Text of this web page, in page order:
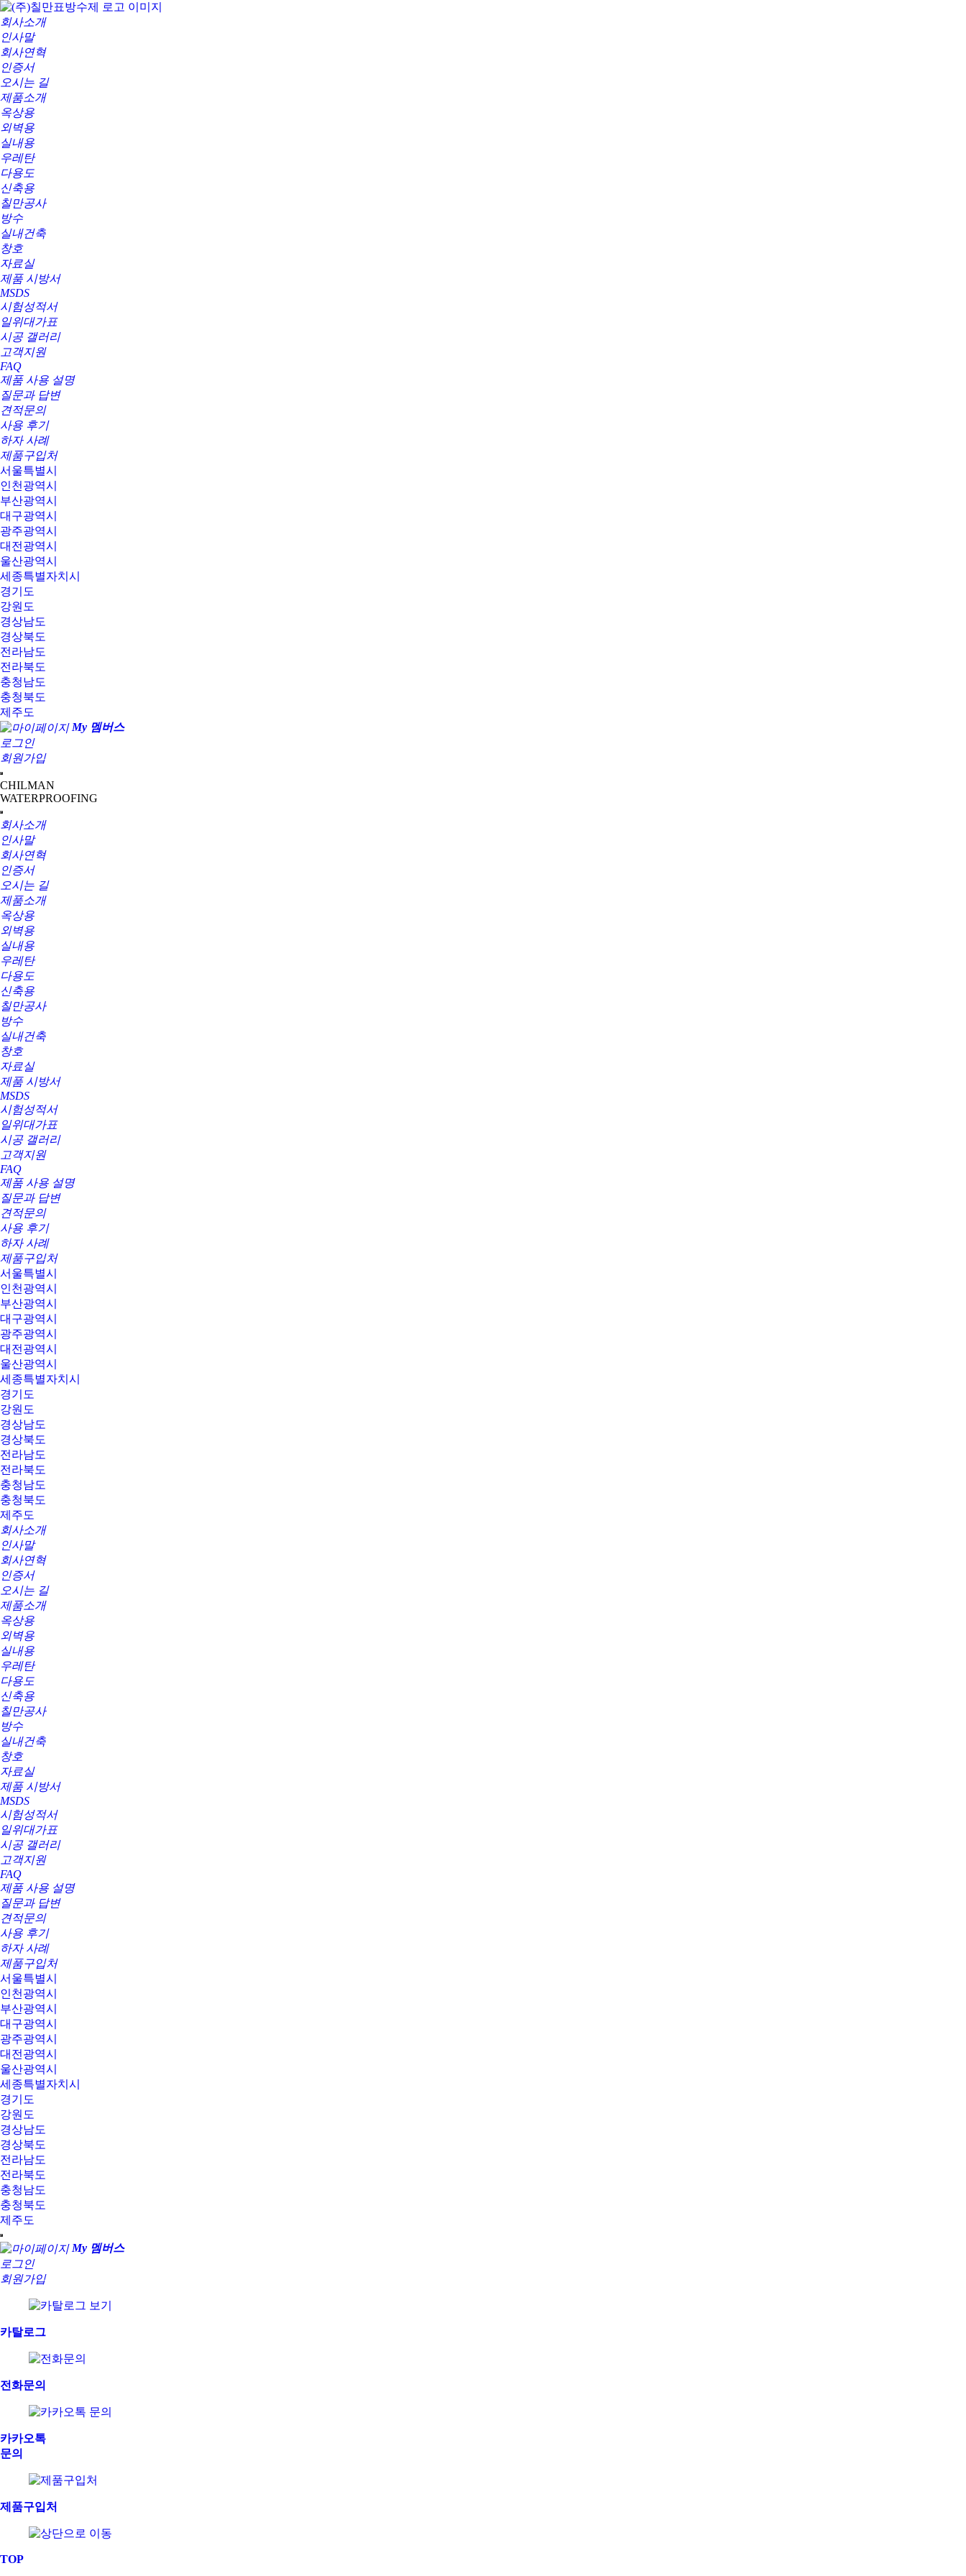
회사소개
인사말
회사연혁
인증서
오시는 길
제품소개
옥상용
외벽용
실내용
우레탄
다용도
신축용
칠만공사
방수
실내건축
창호
자료실
제품 시방서
MSDS
시험성적서
일위대가표
시공 갤러리
고객지원
FAQ
제품 사용 설명
질문과 답변
견적문의
사용 후기
하자 사례
제품구입처
서울특별시
인천광역시
부산광역시
대구광역시
광주광역시
대전광역시
울산광역시
세종특별자치시
경기도
강원도
경상남도
경상북도
전라남도
전라북도
충청남도
충청북도
제주도
My 멤버스
로그인
회원가입
CHILMAN
WATERPROOFING
회사소개
인사말
회사연혁
인증서
오시는 길
제품소개
옥상용
외벽용
실내용
우레탄
다용도
신축용
칠만공사
방수
실내건축
창호
자료실
제품 시방서
MSDS
시험성적서
일위대가표
시공 갤러리
고객지원
FAQ
제품 사용 설명
질문과 답변
견적문의
사용 후기
하자 사례
제품구입처
서울특별시
인천광역시
부산광역시
대구광역시
광주광역시
대전광역시
울산광역시
세종특별자치시
경기도
강원도
경상남도
경상북도
전라남도
전라북도
충청남도
충청북도
제주도
회사소개
인사말
회사연혁
인증서
오시는 길
제품소개
옥상용
외벽용
실내용
우레탄
다용도
신축용
칠만공사
방수
실내건축
창호
자료실
제품 시방서
MSDS
시험성적서
일위대가표
시공 갤러리
고객지원
FAQ
제품 사용 설명
질문과 답변
견적문의
사용 후기
하자 사례
제품구입처
서울특별시
인천광역시
부산광역시
대구광역시
광주광역시
대전광역시
울산광역시
세종특별자치시
경기도
강원도
경상남도
경상북도
전라남도
전라북도
충청남도
충청북도
제주도
My 멤버스
로그인
회원가입
카탈로그
전화문의
카카오톡
문의
제품구입처
TOP